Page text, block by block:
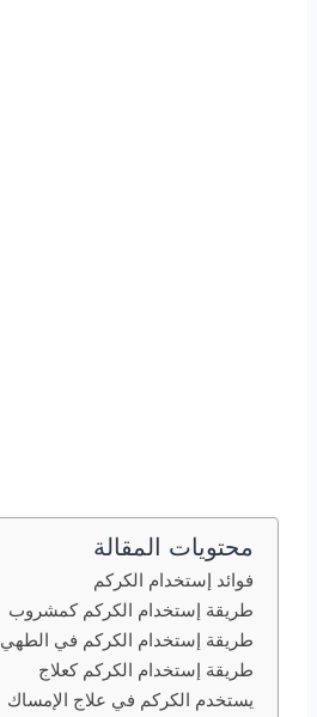
محتويات المقالة
فوائد إستخدام الكركم
طريقة إستخدام الكركم كمشروب
طريقة إستخدام الكركم في الطهي
طريقة إستخدام الكركم كعلاج
يستخدم الكركم في علاج الإمساك